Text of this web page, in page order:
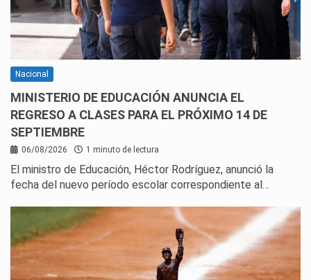
Nacional
MINISTERIO DE EDUCACIÓN ANUNCIA EL
REGRESO A CLASES PARA EL PRÓXIMO 14 DE
SEPTIEMBRE
06/08/2026 1 minuto de lectura
El ministro de Educación, Héctor Rodríguez, anunció la
fecha del nuevo período escolar correspondiente al…